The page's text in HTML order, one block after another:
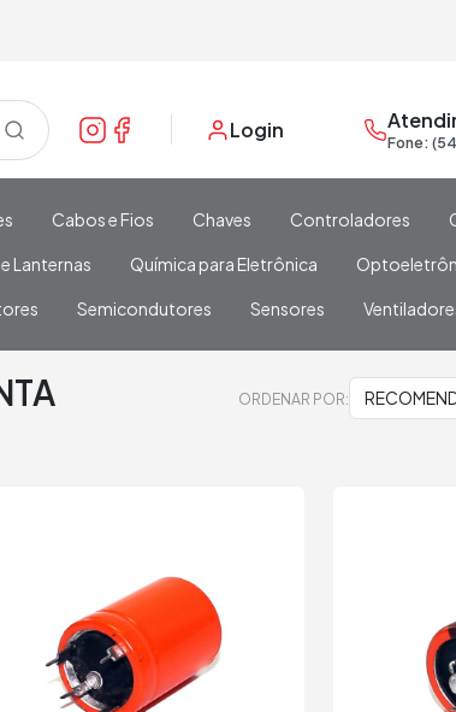
ORDENAR POR: